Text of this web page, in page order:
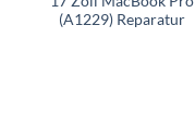
(A1229) Reparatur